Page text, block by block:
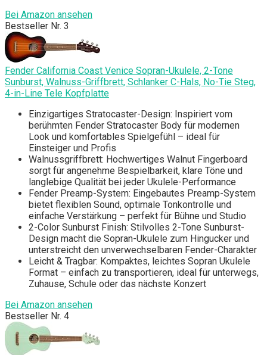
Bei Amazon ansehen
Bestseller Nr. 3
Fender California Coast Venice Sopran-Ukulele, 2-Tone
Sunburst, Walnuss-Griffbrett, Schlanker C-Hals, No-Tie Steg,
4-in-Line Tele Kopfplatte
Einzigartiges Stratocaster-Design: Inspiriert vom
berühmten Fender Stratocaster Body für modernen
Look und komfortables Spielgefühl – ideal für
Einsteiger und Profis
Walnussgriffbrett: Hochwertiges Walnut Fingerboard
sorgt für angenehme Bespielbarkeit, klare Töne und
langlebige Qualität bei jeder Ukulele-Performance
Fender Preamp-System: Eingebautes Preamp-System
bietet flexiblen Sound, optimale Tonkontrolle und
einfache Verstärkung – perfekt für Bühne und Studio
2-Color Sunburst Finish: Stilvolles 2-Tone Sunburst-
Design macht die Sopran-Ukulele zum Hingucker und
unterstreicht den unverwechselbaren Fender-Charakter
Leicht & Tragbar: Kompaktes, leichtes Sopran Ukulele
Format – einfach zu transportieren, ideal für unterwegs,
Zuhause, Schule oder das nächste Konzert
Bei Amazon ansehen
Bestseller Nr. 4